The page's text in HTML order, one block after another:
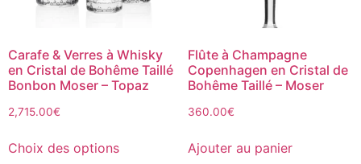
Carafe & Verres à Whisky
en Cristal de Bohême Taillé
Bonbon Moser – Topaz
2,715.00€
Choix des options
Flûte à Champagne
Copenhagen en Cristal de
Bohême Taillé – Moser
360.00€
Ajouter au panier